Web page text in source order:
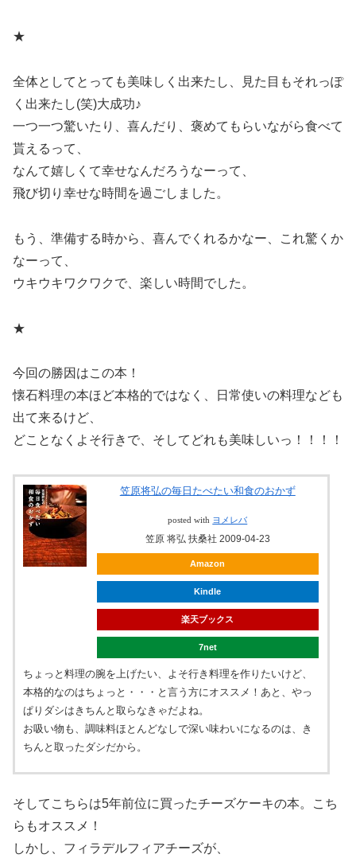
★
全体としてとっても美味しく出来たし、見た目もそれっぽ
く出来たし(笑)大成功♪
一つ一つ驚いたり、喜んだり、褒めてもらいながら食べて
貰えるって、
なんて嬉しくて幸せなんだろうなーって、
飛び切り幸せな時間を過ごしました。
もう、準備する時から、喜んでくれるかなー、これ驚くか
なーって、
ウキウキワクワクで、楽しい時間でした。
★
今回の勝因はこの本！
懐石料理の本ほど本格的ではなく、日常使いの料理なども
出て来るけど、
どことなくよそ行きで、そしてどれも美味しいっ！！！！
笠原将弘の毎日たべたい和食のおかず
posted with ヨメレバ
笠原 将弘 扶桑社 2009-04-23
Amazon
Kindle
楽天ブックス
7net
ちょっと料理の腕を上げたい、よそ行き料理を作りたいけど、
本格的なのはちょっと・・・と言う方にオススメ！あと、やっ
ぱりダシはきちんと取らなきゃだよね。
お吸い物も、調味料ほとんどなしで深い味わいになるのは、き
ちんと取ったダシだから。
そしてこちらは5年前位に買ったチーズケーキの本。こち
らもオススメ！
しかし、フィラデルフィアチーズが、